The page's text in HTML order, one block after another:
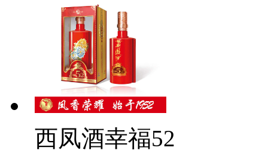
西凤酒幸福52